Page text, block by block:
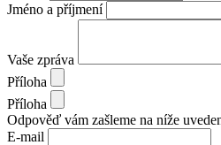
Jméno a příjmení
Vaše zpráva
Příloha
Příloha
Odpověď vám zašleme na níže
E-mail